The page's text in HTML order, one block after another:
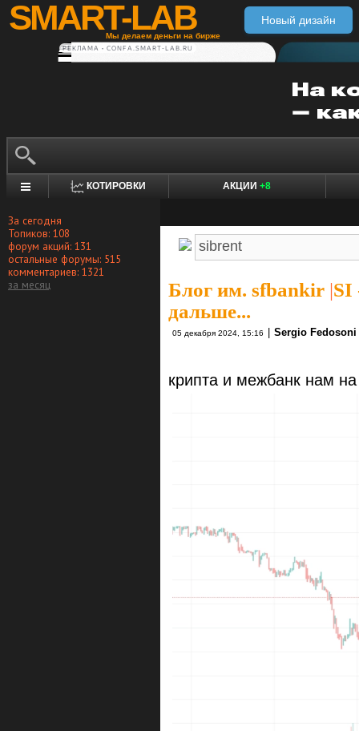
SMART-LAB
Мы делаем деньги на бирже
Новый дизайн
РЕКЛАМА • CONFA.SMART-LAB.RU
КОТИРОВКИ АКЦИИ +8
За сегодня
Топиков: 108
форум акций: 131
остальные форумы: 515
комментариев: 1321
за месяц
Блог им. sfbankir |SI
дальше...
05 декабря 2024, 15:16 Sergio Fedosoni
крипта и межбанк нам на